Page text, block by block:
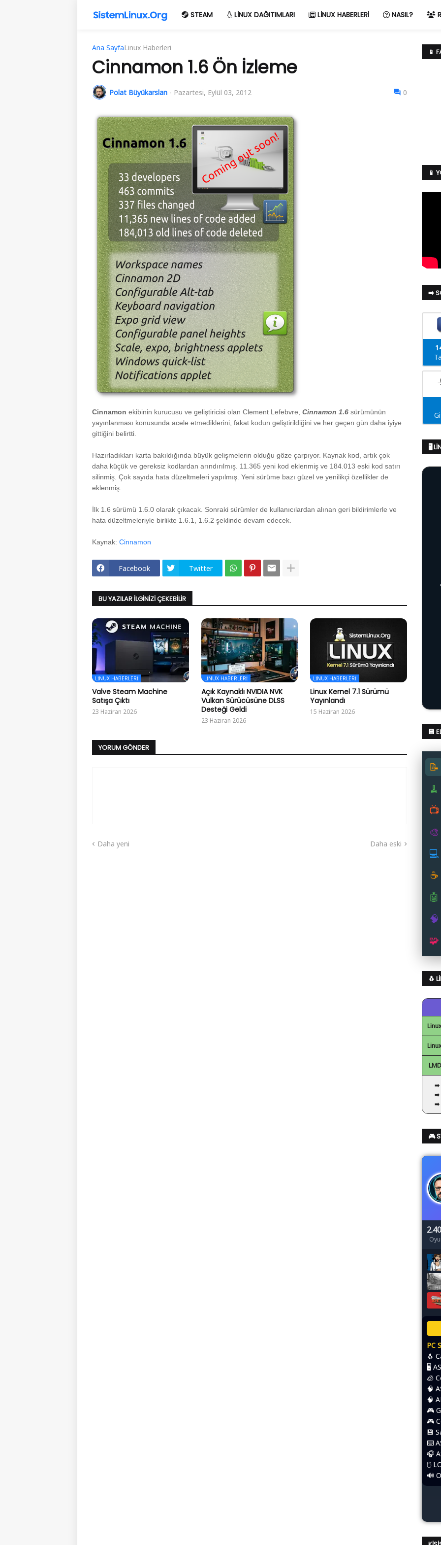
STEAM LINUX DAĞITIMLARI LINUX HABERLERI NASIL?
Ana SayfaLinux Haberleri
Cinnamon 1.6 Ön İzleme
Polat Büyükarslan - Pazartesi, Eylül 03, 2012 0
Cinnamon ekibinin kurucusu ve geliştiricisi olan Clement Lefebvre, Cinnamon 1.6 sürümünün
yayınlanması konusunda acele etmediklerini, fakat kodun geliştirildiğini ve her geçen gün daha iyiye
gittiğini belirtti.
Hazırladıkları karta bakıldığında büyük gelişmelerin olduğu göze çarpıyor. Kaynak kod, artık çok
daha küçük ve gereksiz kodlardan arındırılmış. 11.365 yeni kod eklenmiş ve 184.013 eski kod satırı
silinmiş. Çok sayıda hata düzeltmeleri yapılmış. Yeni sürüme bazı güzel ve yenilikçi özellikler de
eklenmiş.
İlk 1.6 sürümü 1.6.0 olarak çıkacak. Sonraki sürümler de kullanıcılardan alınan geri bildirimlerle ve
hata düzeltmeleriyle birlikte 1.6.1, 1.6.2 şeklinde devam edecek.
Kaynak: Cinnamon
Facebook Twitter
BU YAZILAR İLGINIZI ÇEKEBILIR
LINUX HABERLERI
Valve Steam Machine
Satışa Çıktı
23 Haziran 2026
LINUX HABERLERI
Açık Kaynaklı NVIDIA NVK
Vulkan Sürücüsüne DLSS
Desteği Geldi
23 Haziran 2026
LINUX HABERLERI
Linux Kernel 7.1 Sürümü
Yayınlandı
15 Haziran 2026
YORUM GÖNDER
Daha yeni Daha eski
📱
📱
➡️
🖥️
💾
📝
🧹
📺
🎨
💻
☕
🤖
🧠
🧩
🐧
➡️
➡️
➡️
🎮
PC
🐧
🖥️
🧊
🧠
🧠
🎮
🎮
💾
⌨️​
🎧
🖱️​
🔊